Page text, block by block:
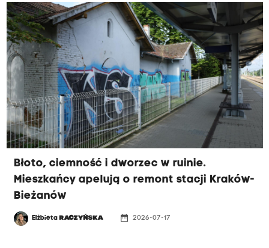
przy tak intensywnych opadach problem będzie
wracać.
Błoto, ciemność i dworzec w ruinie.
Mieszkańcy apelują o remont stacji Kraków-
Bieżanów
Elżbieta RACZYŃSKA date_range 2026-07-17